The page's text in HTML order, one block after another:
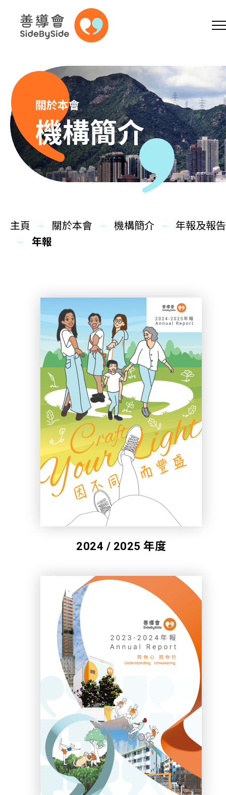
跳到內容（按回車鍵）
A A A EN繁 简
主頁
同你講故事
相關報導
關於本會
機構簡介
善導會刊物
職位空缺
招標通告
聯絡我們
關於本會
機構簡介
主頁 關於本會 機構簡介
年報及報告
年報
2024 / 2025 年度